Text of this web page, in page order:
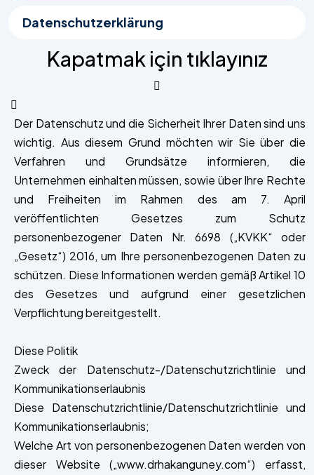
Datenschutzerklärung
Kapatmak için tıklayınız
Der Datenschutz und die Sicherheit Ihrer Daten sind uns
wichtig. Aus diesem Grund möchten wir Sie über die
Verfahren und Grundsätze informieren, die
Unternehmen einhalten müssen, sowie über Ihre Rechte
und Freiheiten im Rahmen des am 7. April
veröffentlichten Gesetzes zum Schutz
personenbezogener Daten Nr. 6698 („KVKK“ oder
„Gesetz“) 2016, um Ihre personenbezogenen Daten zu
schützen. Diese Informationen werden gemäß Artikel 10
des Gesetzes und aufgrund einer gesetzlichen
Verpflichtung bereitgestellt.
Diese Politik
Zweck der Datenschutz-/Datenschutzrichtlinie und
Kommunikationserlaubnis
Diese Datenschutzrichtlinie/Datenschutzrichtlinie und
Kommunikationserlaubnis;
Welche Art von personenbezogenen Daten werden von
dieser Website („www.drhakanguney.com“) erfasst,